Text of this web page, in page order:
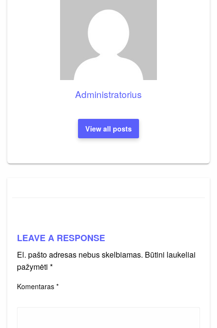
Administratorius
View all posts
LEAVE A RESPONSE
El. pašto adresas nebus skelbiamas. Būtini laukeliai
pažymėti *
Komentaras *